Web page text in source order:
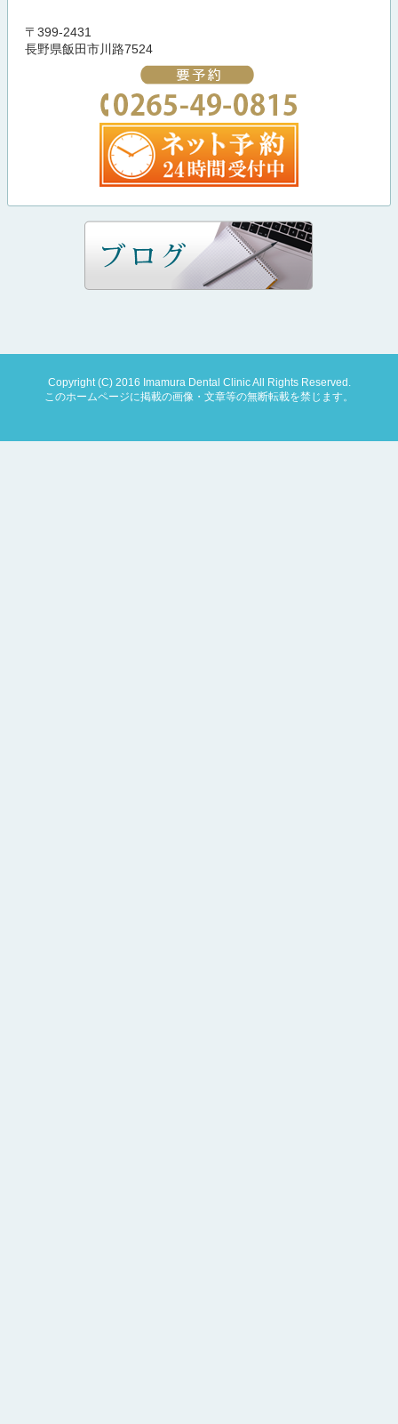
〒399-2431
長野県飯田市川路7524
Copyright (C) 2016 Imamura Dental Clinic All Rights Reserved.
このホームページに掲載の画像・文章等の無断転載を禁じます。